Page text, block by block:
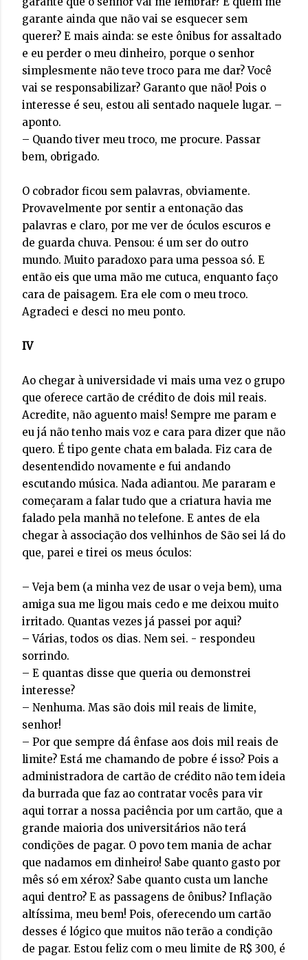
garante ainda que não vai se esquecer sem
querer? E mais ainda: se este ônibus for assaltado
e eu perder o meu dinheiro, porque o senhor
simplesmente não teve troco para me dar? Você
vai se responsabilizar? Garanto que não! Pois o
interesse é seu, estou ali sentado naquele lugar. –
aponto.
– Quando tiver meu troco, me procure. Passar
bem, obrigado.
O cobrador ficou sem palavras, obviamente.
Provavelmente por sentir a entonação das
palavras e claro, por me ver de óculos escuros e
de guarda chuva. Pensou: é um ser do outro
mundo. Muito paradoxo para uma pessoa só. E
então eis que uma mão me cutuca, enquanto faço
cara de paisagem. Era ele com o meu troco.
Agradeci e desci no meu ponto.
IV
Ao chegar à universidade vi mais uma vez o grupo
que oferece cartão de crédito de dois mil reais.
Acredite, não aguento mais! Sempre me param e
eu já não tenho mais voz e cara para dizer que não
quero. É tipo gente chata em balada. Fiz cara de
desentendido novamente e fui andando
escutando música. Nada adiantou. Me pararam e
começaram a falar tudo que a criatura havia me
falado pela manhã no telefone. E antes de ela
chegar à associação dos velhinhos de São sei lá do
que, parei e tirei os meus óculos:
– Veja bem (a minha vez de usar o veja bem), uma
amiga sua me ligou mais cedo e me deixou muito
irritado. Quantas vezes já passei por aqui?
– Várias, todos os dias. Nem sei. - respondeu
sorrindo.
– E quantas disse que queria ou demonstrei
interesse?
– Nenhuma. Mas são dois mil reais de limite,
senhor!
– Por que sempre dá ênfase aos dois mil reais de
limite? Está me chamando de pobre é isso? Pois a
administradora de cartão de crédito não tem ideia
da burrada que faz ao contratar vocês para vir
aqui torrar a nossa paciência por um cartão, que a
grande maioria dos universitários não terá
condições de pagar. O povo tem mania de achar
que nadamos em dinheiro! Sabe quanto gasto por
mês só em xérox? Sabe quanto custa um lanche
aqui dentro? E as passagens de ônibus? Inflação
altíssima, meu bem! Pois, oferecendo um cartão
desses é lógico que muitos não terão a condição
de pagar. Estou feliz com o meu limite de R$ 300, é